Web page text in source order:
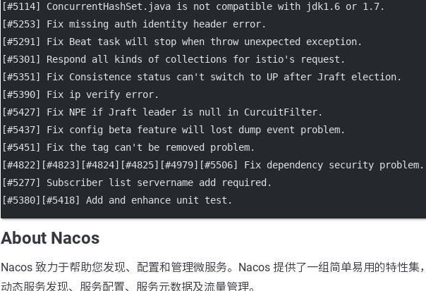
[#5114] ConcurrentHashSet.java is not compatible with jdk1.6 or 1.7.
[#5253] Fix missing auth identity header error.
[#5291] Fix Beat task will stop when throw unexpected exception.
[#5301] Respond all kinds of collections for istio's request.
[#5351] Fix Consistence status can't switch to UP after Jraft election.
[#5390] Fix ip verify error.
[#5427] Fix NPE if Jraft leader is null in CurcuitFilter.
[#5437] Fix config beta feature will lost dump event problem.
[#5451] Fix the tag can't be removed problem.
[#4822][#4823][#4824][#4825][#4979][#5506] Fix dependency security problem.
[#5277] Subscriber list servername add required.
[#5380][#5418] Add and enhance unit test.
About Nacos
Nacos 致力于帮助您发现、配置和管理微服务。Nacos 提供了一组简单易用的特性集
动态服务发现、服务配置、服务元数据及流量管理。